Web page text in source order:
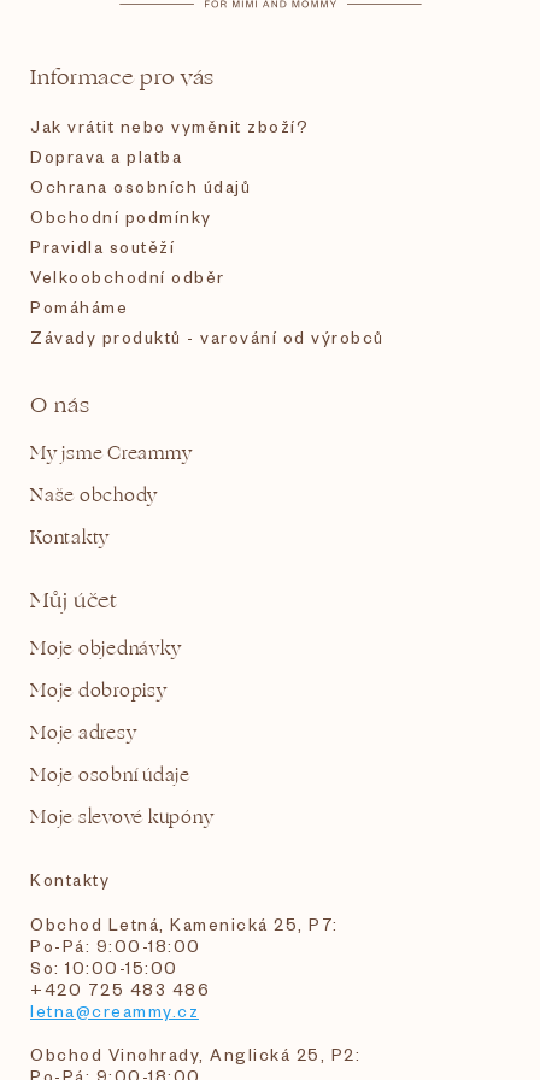
Informace pro vás
Jak vrátit nebo vyměnit zboží?
Doprava a platba
Ochrana osobních údajů
Obchodní podmínky
Pravidla soutěží
Velkoobchodní odběr
Pomáháme
Závady produktů - varování od výrobců
O nás
My jsme Creammy
Naše obchody
Kontakty
Můj účet
Moje objednávky
Moje dobropisy
Moje adresy
Moje osobní údaje
Moje slevové kupóny
Kontakty
Obchod Letná, Kamenická 25, P7:
Po-Pá: 9:00-18:00
So: 10:00-15:00
+420 725 483 486
letna@creammy.cz
Obchod Vinohrady, Anglická 25, P2: